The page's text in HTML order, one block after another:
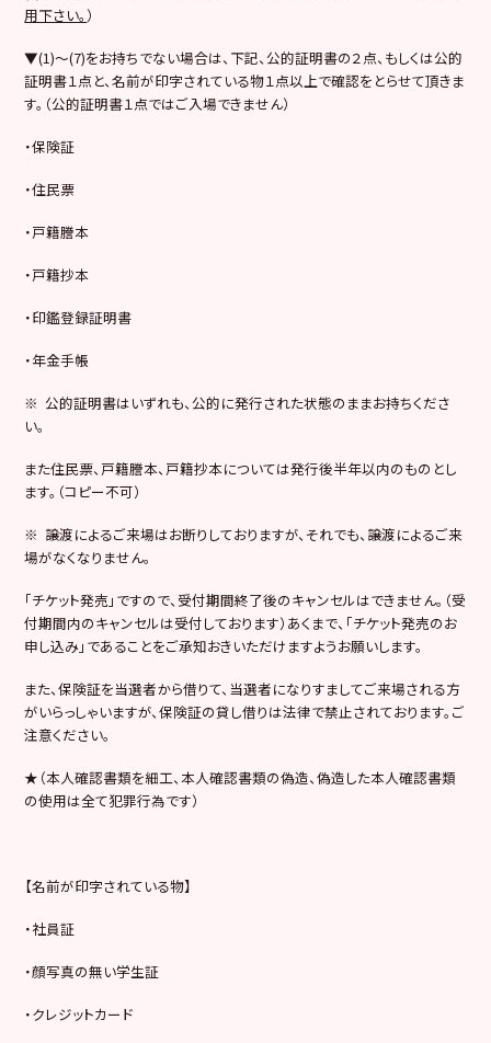
用下さい。 ）
▼(1)～(7)をお持ちでない場合は、下記、公的証明書の２点、もしくは公的
証明書１点と、名前が印字されている物１点以上で確認をとらせて頂きま
す。（公的証明書１点ではご入場できません）
・保険証
・住民票
・戸籍謄本
・戸籍抄本
・印鑑登録証明書
・年金手帳
※ 公的証明書はいずれも、公的に発行された状態のままお持ちくださ
い。
また住民票、戸籍謄本、戸籍抄本については発行後半年以内のものとし
ます。（コピー不可）
※ 譲渡によるご来場はお断りしておりますが、それでも、譲渡によるご来
場がなくなりません。
「チケット発売」ですので、受付期間終了後のキャンセルはできません。（受
付期間内のキャンセルは受付しております）あくまで、「チケット発売のお
申し込み」であることをご承知おきいただけますようお願いします。
また、保険証を当選者から借りて、当選者になりすましてご来場される方
がいらっしゃいますが、保険証の貸し借りは法律で禁止されております。ご
注意ください。
★（本人確認書類を細工、本人確認書類の偽造、偽造した本人確認書類
の使用は全て犯罪行為です）
【名前が印字されている物】
・社員証
・顔写真の無い学生証
・クレジットカード